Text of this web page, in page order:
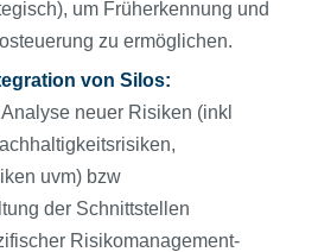
um Früherkennung und
zu ermöglichen.
von Silos:
neuer Risiken (inkl
uvm) bzw
der Schnittstellen
Risikomanagement-